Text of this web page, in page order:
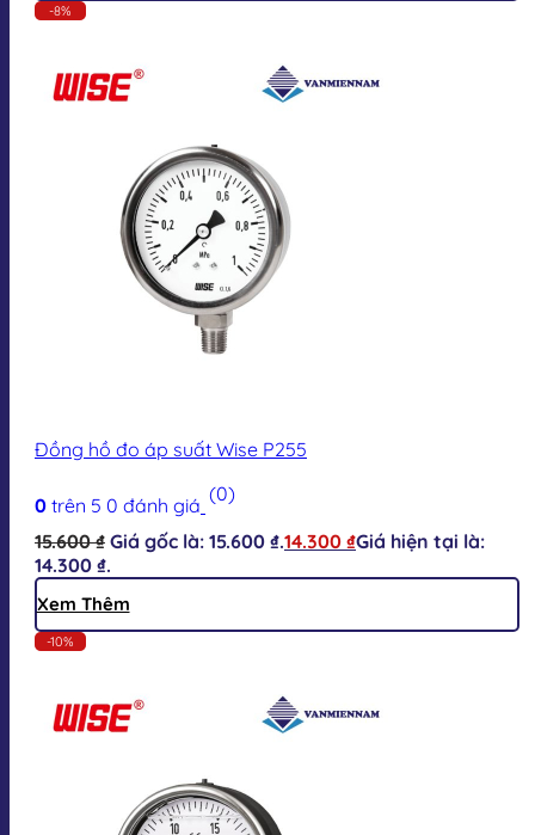
-8%
Đồng hồ đo áp suất Wise P255
0 trên 5 0 đánh giá (0)
15.600₫ Giá gốc là: 15.600 ₫.14.300 ₫Giá hiện tại là:
14.300 ₫.
Xem Thêm
-10%